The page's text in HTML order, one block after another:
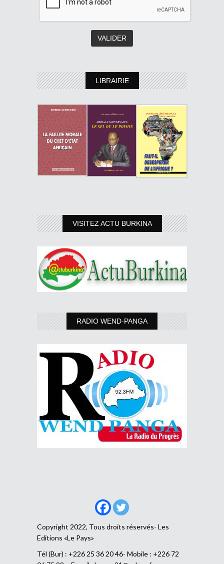
LIBRAIRIE
VISITEZ ACTU BURKINA
RADIO WEND-PANGA
Copyright 2022, Tous droits réservés- Les
Editions «Le Pays»
Tél (Bur) : +226 25 36 20 46- Mobile : +226 72